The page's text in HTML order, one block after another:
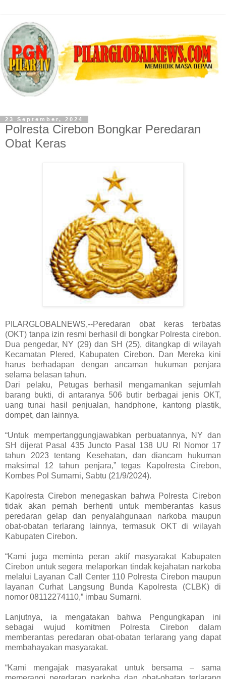
23 September, 2024
Polresta Cirebon Bongkar Peredaran
Obat Keras
PILARGLOBALNEWS,--Peredaran obat keras terbatas
(OKT) tanpa izin resmi berhasil di bongkar Polresta cirebon.
Dua pengedar, NY (29) dan SH (25), ditangkap di wilayah
Kecamatan Plered, Kabupaten Cirebon. Dan Mereka kini
harus berhadapan dengan ancaman hukuman penjara
selama belasan tahun.
Dari pelaku, Petugas berhasil mengamankan sejumlah
barang bukti, di antaranya 506 butir berbagai jenis OKT,
uang tunai hasil penjualan, handphone, kantong plastik,
dompet, dan lainnya.
“Untuk mempertanggungjawabkan perbuatannya, NY dan
SH dijerat Pasal 435 Juncto Pasal 138 UU RI Nomor 17
tahun 2023 tentang Kesehatan, dan diancam hukuman
maksimal 12 tahun penjara,” tegas Kapolresta Cirebon,
Kombes Pol Sumarni, Sabtu (21/9/2024).
Kapolresta Cirebon menegaskan bahwa Polresta Cirebon
tidak akan pernah berhenti untuk memberantas kasus
peredaran gelap dan penyalahgunaan narkoba maupun
obat-obatan terlarang lainnya, termasuk OKT di wilayah
Kabupaten Cirebon.
“Kami juga meminta peran aktif masyarakat Kabupaten
Cirebon untuk segera melaporkan tindak kejahatan narkoba
melalui Layanan Call Center 110 Polresta Cirebon maupun
layanan Curhat Langsung Bunda Kapolresta (CLBK) di
nomor 08112274110,” imbau Sumarni.
Lanjutnya, ia mengatakan bahwa Pengungkapan ini
sebagai wujud komitmen Polresta Cirebon dalam
memberantas peredaran obat-obatan terlarang yang dapat
membahayakan masyarakat.
“Kami mengajak masyarakat untuk bersama – sama